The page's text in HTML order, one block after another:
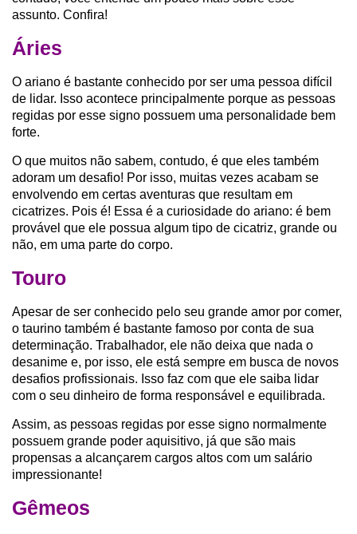
assunto. Confira!
Áries
O ariano é bastante conhecido por ser uma pessoa difícil
de lidar. Isso acontece principalmente porque as pessoas
regidas por esse signo possuem uma personalidade bem
forte.
O que muitos não sabem, contudo, é que eles também
adoram um desafio! Por isso, muitas vezes acabam se
envolvendo em certas aventuras que resultam em
cicatrizes. Pois é! Essa é a curiosidade do ariano: é bem
provável que ele possua algum tipo de cicatriz, grande ou
não, em uma parte do corpo.
Touro
Apesar de ser conhecido pelo seu grande amor por comer,
o taurino também é bastante famoso por conta de sua
determinação. Trabalhador, ele não deixa que nada o
desanime e, por isso, ele está sempre em busca de novos
desafios profissionais. Isso faz com que ele saiba lidar
com o seu dinheiro de forma responsável e equilibrada.
Assim, as pessoas regidas por esse signo normalmente
possuem grande poder aquisitivo, já que são mais
propensas a alcançarem cargos altos com um salário
impressionante!
Gêmeos